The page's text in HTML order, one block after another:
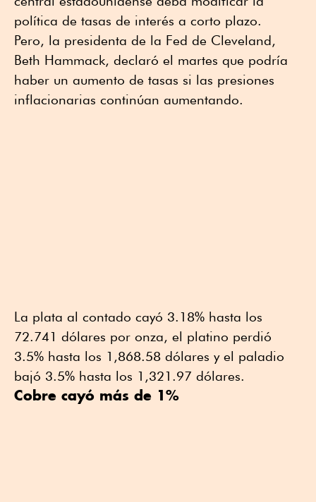
política de tasas de interés a corto plazo.
Pero, la presidenta de la Fed de Cleveland,
Beth Hammack, declaró el martes que podría
haber un aumento de tasas si las presiones
inflacionarias continúan aumentando.
La plata al contado cayó 3.18% hasta los
72.741 dólares por onza, el platino perdió
3.5% hasta los 1,868.58 dólares y el paladio
bajó 3.5% hasta los 1,321.97 dólares.
Cobre cayó más de 1%